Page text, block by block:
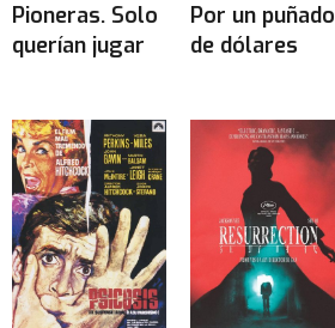
Pioneras. Solo
querían jugar
Por un puñado
de dólares